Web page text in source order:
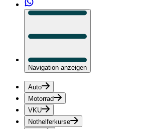
Navigation anzeigen
Auto
Motorrad
VKU
Nothelferkurse